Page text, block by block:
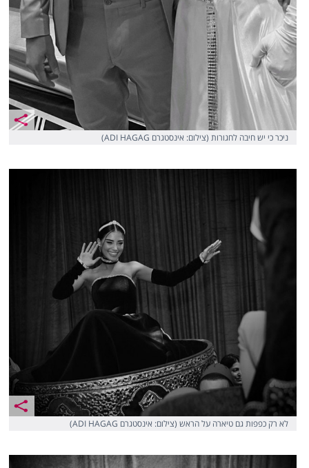
ניכר כי יש חיבה לחגורות (צילום: אינסטגרם ADI HAGAG)
לא רק כפפות גם טיארה על הראש (צילום: אינסטגרם ADI HAGAG)